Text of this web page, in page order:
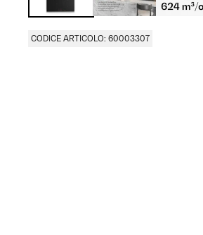
CODICE ARTICOLO: 60003307